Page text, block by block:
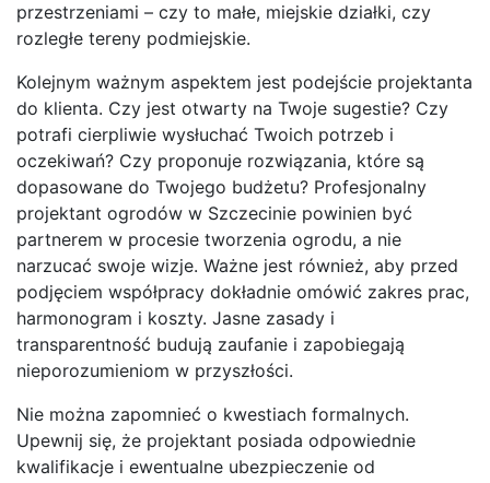
przestrzeniami – czy to małe, miejskie działki, czy
rozległe tereny podmiejskie.
Kolejnym ważnym aspektem jest podejście projektanta
do klienta. Czy jest otwarty na Twoje sugestie? Czy
potrafi cierpliwie wysłuchać Twoich potrzeb i
oczekiwań? Czy proponuje rozwiązania, które są
dopasowane do Twojego budżetu? Profesjonalny
projektant ogrodów w Szczecinie powinien być
partnerem w procesie tworzenia ogrodu, a nie
narzucać swoje wizje. Ważne jest również, aby przed
podjęciem współpracy dokładnie omówić zakres prac,
harmonogram i koszty. Jasne zasady i
transparentność budują zaufanie i zapobiegają
nieporozumieniom w przyszłości.
Nie można zapomnieć o kwestiach formalnych.
Upewnij się, że projektant posiada odpowiednie
kwalifikacje i ewentualne ubezpieczenie od